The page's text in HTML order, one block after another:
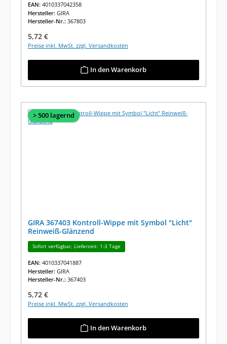
EAN: 4010337042358
Hersteller: GIRA
Hersteller-Nr.: 367803
Regulärer Preis:
5,72 €
Preise inkl. MwSt. zzgl. Versandkosten
In den Warenkorb
> 500 lagernd
GIRA 367403 Kontroll-Wippe mit Symbol "Licht"
Reinweiß-Glänzend
Sofort verfügbar, Lieferzeit: 1-3 Tage
EAN: 4010337041887
Hersteller: GIRA
Hersteller-Nr.: 367403
Regulärer Preis:
5,72 €
Preise inkl. MwSt. zzgl. Versandkosten
In den Warenkorb